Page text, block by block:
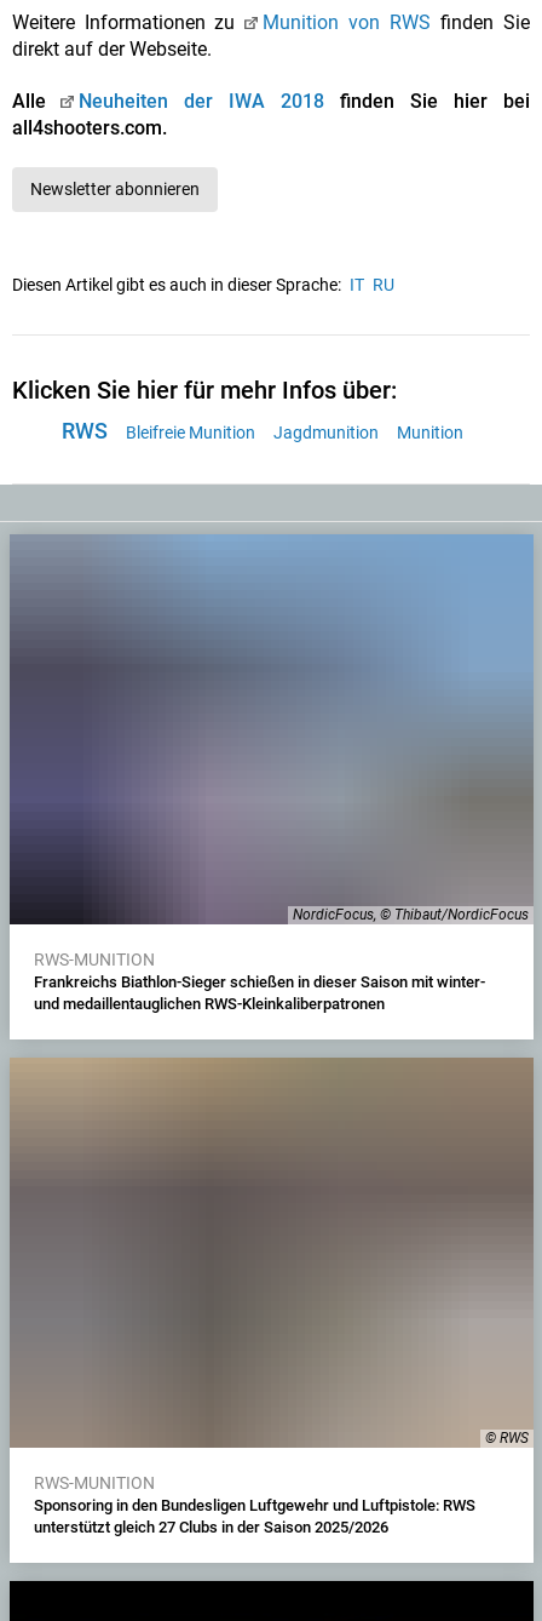
Weitere Informationen zu Munition von RWS finden Sie
direkt auf der Webseite.
Alle Neuheiten der IWA 2018finden Sie hier bei
all4shooters.com.
Newsletter abonnieren
Diesen Artikel gibt es auch in dieser Sprache: IT RU
Klicken Sie hier für mehr Infos über:
RWS Bleifreie Munition Jagdmunition Munition
NordicFocus, © Thibaut/NordicFocus
RWS-MUNITION
Frankreichs Biathlon-Sieger schießen in dieser Saison mit winter-
und medaillentauglichen RWS-Kleinkaliberpatronen
© RWS
RWS-MUNITION
Sponsoring in den Bundesligen Luftgewehr und Luftpistole: RWS
unterstützt gleich 27 Clubs in der Saison 2025/2026